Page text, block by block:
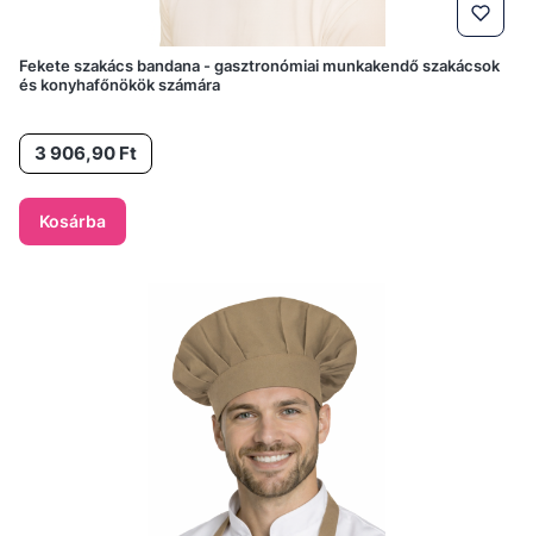
Fekete szakács bandana - gasztronómiai munkakendő szakácsok
és konyhafőnökök számára
Ár3 906,90 Ft
Kosárba